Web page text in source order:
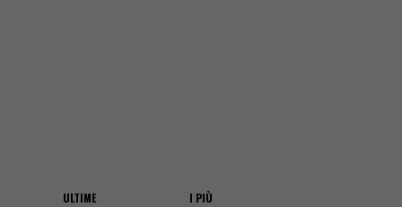
ULTIME I PIÙ